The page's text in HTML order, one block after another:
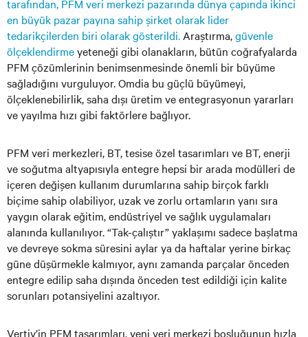
tarafından, PFM veri merkezi pazarında dünya çapında ikinci
en büyük pazar payına sahip şirket olarak lider
tedarikçilerden biri olarak gösterildi. Araştırma,güvenle
ölçeklendirmeyeteneği gibi olanakların, bütün coğrafyalarda
PFM çözümlerinin benimsenmesinde önemli bir büyüme
sağladığını vurguluyor. Omdia bu güçlü büyümeyi,
ölçeklenebilirlik, saha dışı üretim ve entegrasyonun yararları
ve yayılma hızı gibi faktörlere bağlıyor.
PFM veri merkezleri, BT, tesise özel tasarımları ve BT, enerji
ve soğutma altyapısıyla entegre hepsi bir arada modülleri de
içeren değişen kullanım durumlarına sahip birçok farklı
biçime sahip olabiliyor, uzak ve zorlu ortamların yanı sıra
yaygın olarak eğitim, endüstriyel ve sağlık uygulamaları
alanında kullanılıyor. “Tak-çalıştır” yaklaşımı sadece başlatma
ve devreye sokma süresini aylar ya da haftalar yerine birkaç
güne düşürmekle kalmıyor, aynı zamanda parçalar önceden
entegre edilip saha dışında önceden test edildiği için kalite
sorunları potansiyelini azaltıyor.
Vertiv’in PFM tasarımları, yeni veri merkezi boşluğunun hızla